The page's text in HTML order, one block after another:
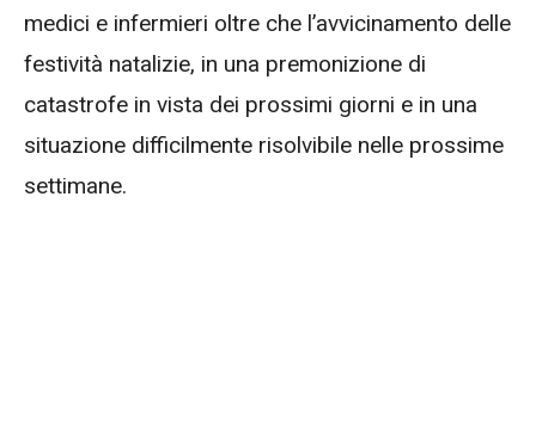
medici e infermieri oltre che l’avvicinamento delle
festività natalizie, in una premonizione di
catastrofe in vista dei prossimi giorni e in una
situazione difficilmente risolvibile nelle prossime
settimane.